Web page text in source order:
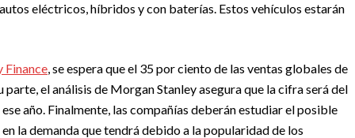
eléctricos, híbridos y con baterías. Estos vehículos estarán
Finance, se espera que el 35 por ciento de las ventas globales de
el análisis de Morgan Stanley asegura que la cifra será del
año. Finalmente, las compañías deberán estudiar el posible
la demanda que tendrá debido a la popularidad de los